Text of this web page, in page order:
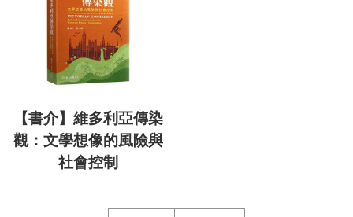
【書介】維多利亞傳染
觀：文學想像的風險與
社會控制